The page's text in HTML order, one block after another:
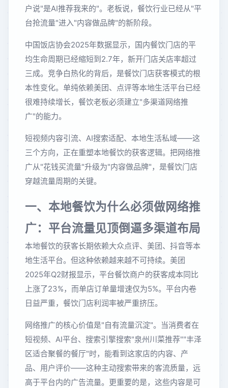
户说"是AI推荐我来的"。老板说，餐饮行业已经从"平
台抢流量"进入"内容做品牌"的新阶段。
中国饭店协会2025年数据显示，国内餐饮门店的平
均生命周期已经缩短到2.7年，新开门店关店率超过
三成。竞争白热化的背后，是餐饮门店获客模式的根
本性变化。单纯依赖美团、点评等本地生活平台已经
很难持续增长，餐饮老板必须建立"多渠道网络推
广"的能力。
短视频内容引流、AI搜索适配、本地生活私域——这
三个方向，正在重塑本地餐饮的获客逻辑。把网络推
广从"花钱买流量"升级为"内容做品牌"，是餐饮门店
穿越流量周期的关键。
一、本地餐饮为什么必须做网络推
广：平台流量见顶倒逼多渠道布局
本地餐饮的获客长期依赖大众点评、美团、抖音等本
地生活平台。但这种依赖越来越不可持续。美团
2025年Q2财报显示，平台餐饮商户的获客成本同比
上涨了23%，而单店订单量增速仅为5%。平台内卷
日益严重，餐饮门店利润率被严重挤压。
网络推广的核心价值是"自有流量沉淀"。当消费者在
短视频、AI平台、搜索引擎搜索"泉州川菜推荐""丰泽
区适合聚餐的餐厅"时，能看到这家店的内容、产
品、用户评价——这种主动搜索带来的客流质量，远
高于平台内的广告流量。更重要的是，这些内容是可